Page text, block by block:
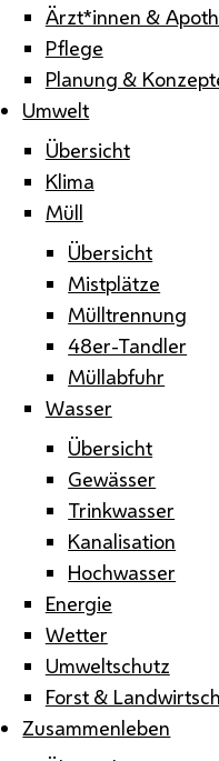
Ärzt*innen &
Pflege
Planung &
Umwelt
Übersicht
Klima
Müll
Übersicht
Mistplätze
Mülltrennung
48er-Tandler
Müllabfuhr
Wasser
Übersicht
Gewässer
Trinkwasser
Kanalisation
Hochwasser
Energie
Wetter
Umweltschutz
Forst &
Zusammenleben